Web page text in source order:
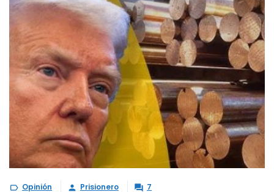
 Opinión  Prisionero  7